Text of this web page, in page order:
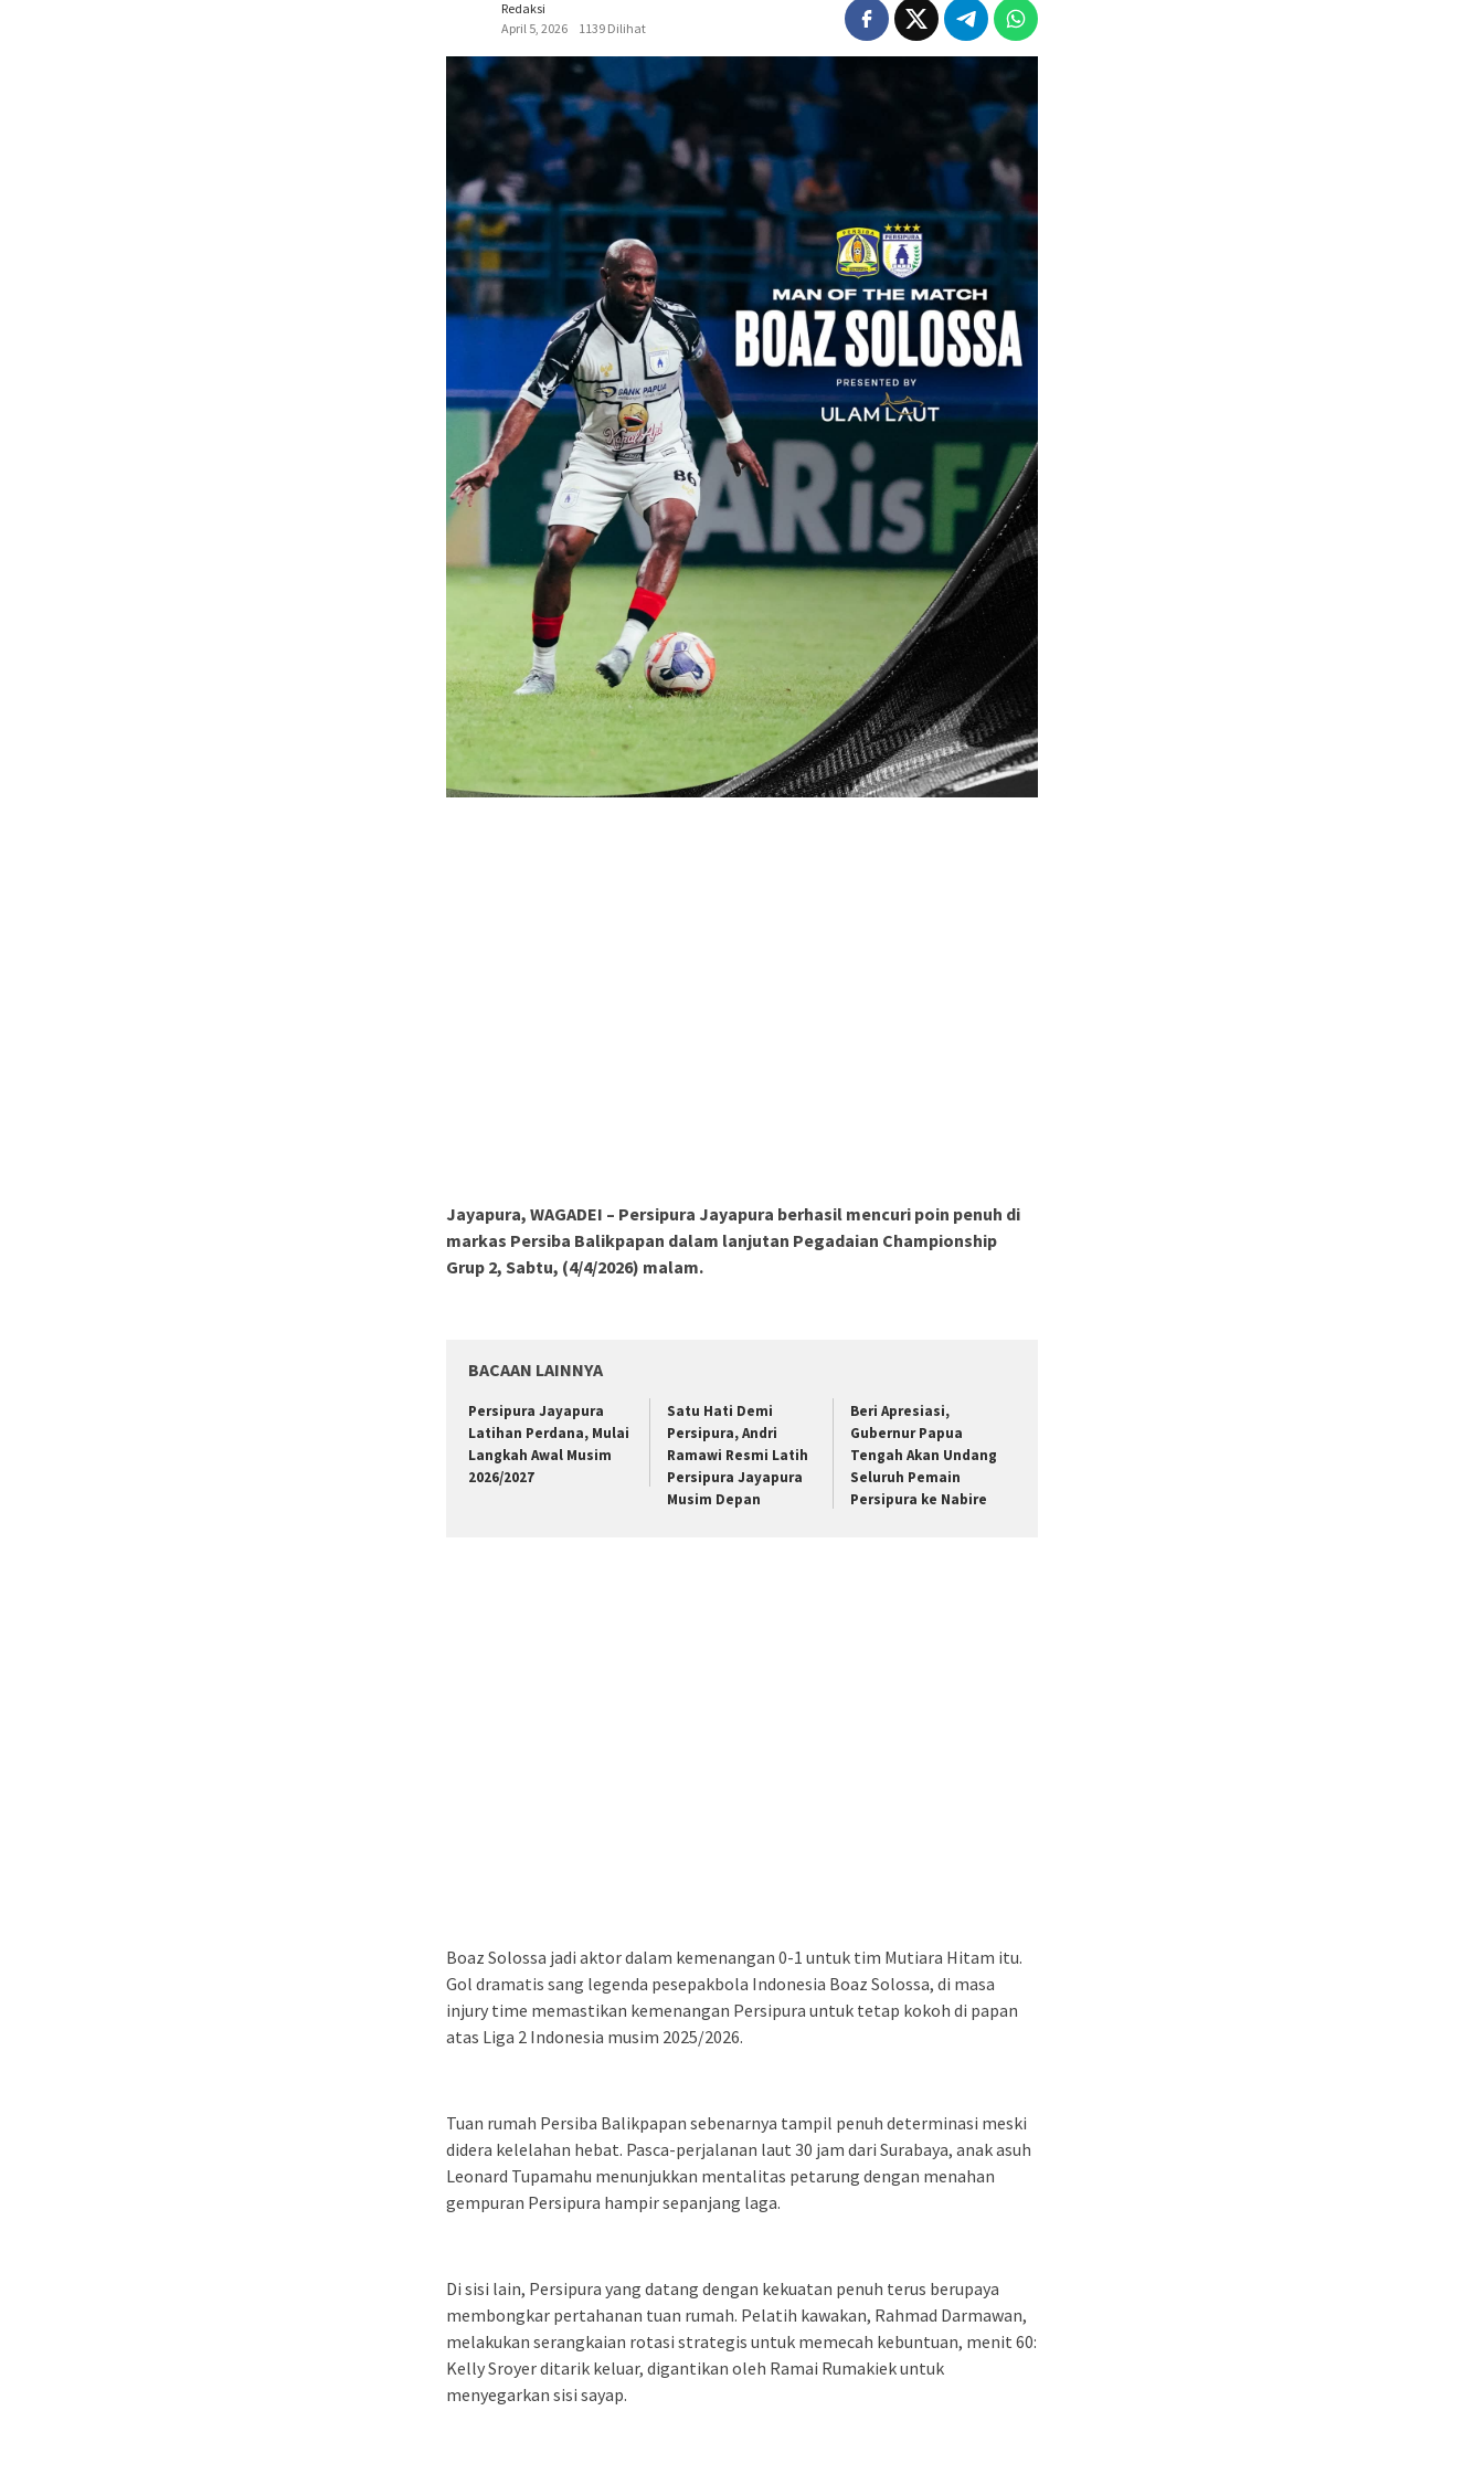
Redaksi
April 5, 2026
1139 Dilihat
Jayapura, WAGADEI – Persipura Jayapura berhasil mencuri poin penuh di
markas Persiba Balikpapan dalam lanjutan Pegadaian Championship
Grup 2, Sabtu, (4/4/2026) malam.
BACAAN LAINNYA
Persipura Jayapura
Latihan Perdana, Mulai
Langkah Awal Musim
2026/2027
Satu Hati Demi
Persipura, Andri
Ramawi Resmi Latih
Persipura Jayapura
Musim Depan
Beri Apresiasi,
Gubernur Papua
Tengah Akan Undang
Seluruh Pemain
Persipura ke Nabire
Boaz Solossa jadi aktor dalam kemenangan 0-1 untuk tim Mutiara Hitam itu.
Gol dramatis sang legenda pesepakbola Indonesia Boaz Solossa, di masa
injury time memastikan kemenangan Persipura untuk tetap kokoh di papan
atas Liga 2 Indonesia musim 2025/2026.
Tuan rumah Persiba Balikpapan sebenarnya tampil penuh determinasi meski
didera kelelahan hebat. Pasca-perjalanan laut 30 jam dari Surabaya, anak asuh
Leonard Tupamahu menunjukkan mentalitas petarung dengan menahan
gempuran Persipura hampir sepanjang laga.
Di sisi lain, Persipura yang datang dengan kekuatan penuh terus berupaya
membongkar pertahanan tuan rumah. Pelatih kawakan, Rahmad Darmawan,
melakukan serangkaian rotasi strategis untuk memecah kebuntuan, menit 60:
Kelly Sroyer ditarik keluar, digantikan oleh Ramai Rumakiek untuk
menyegarkan sisi sayap.